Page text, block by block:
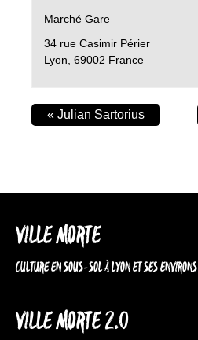
Marché Gare
34 rue Casimir Périer
Lyon 69002 France
« Julian Sartorius
VILLE MORTE
CULTURE EN SOUS-SOL À LYON ET SES ENVIRONS
VILLE MORTE 2.0